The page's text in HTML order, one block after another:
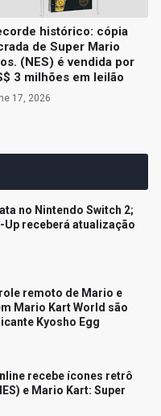
histórico: cópia
de Super Mario
(NES) é vendida por
3 milhões em leilão
17, 2026
no Nintendo Switch 2;
receberá atualização
remoto de Mario e
Mario Kart World são
Kyosho Egg
recebe ícones retrô
e Mario Kart: Super